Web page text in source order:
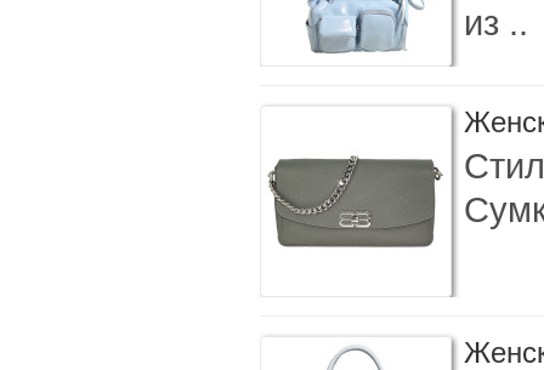
из ..